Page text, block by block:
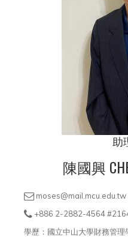
助
陳國興
moses@mail.mcu.edu.tw
+886 2-2882-4564
學歷：國立中山大學財務管